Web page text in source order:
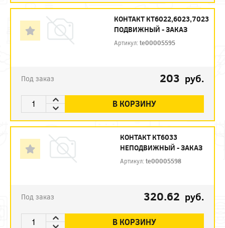
КОНТАКТ КТ6022,6023,7023
ПОДВИЖНЫЙ - ЗАКАЗ
Артикул:te00005595
Под заказ 203 руб.
В КОРЗИНУ
КОНТАКТ КТ6033
НЕПОДВИЖНЫЙ - ЗАКАЗ
Артикул:te00005598
Под заказ 320.62 руб.
В КОРЗИНУ